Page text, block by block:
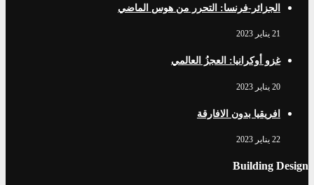
الجزائر-فرنسا: التحرر من هوس الماضي
21 يناير 2023
غزو أوكرانيا: العجزُ العالمي
20 يناير 2023
افریقيا بدون الافارقة
22 يناير 2023
Building Design